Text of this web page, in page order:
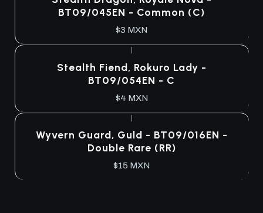
BT09/045EN - Common (C)
$3 MXN
Stealth Fiend, Rokuro Lady -
BT09/054EN - C
$4 MXN
|
Wyvern Guard, Guld - BT09/016EN -
Double Rare (RR)
$15 MXN